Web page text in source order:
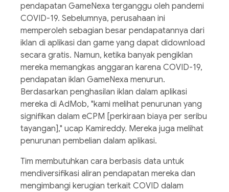
pendapatan GameNexa terganggu oleh pandemi
COVID-19. Sebelumnya, perusahaan ini
memperoleh sebagian besar pendapatannya dari
iklan di aplikasi dan game yang dapat didownload
secara gratis. Namun, ketika banyak pengiklan
mereka memangkas anggaran karena COVID-19,
pendapatan iklan GameNexa menurun.
Berdasarkan penghasilan iklan dalam aplikasi
mereka di AdMob, "kami melihat penurunan yang
signifikan dalam eCPM [perkiraan biaya per seribu
tayangan]," ucap Kamireddy. Mereka juga melihat
penurunan pembelian dalam aplikasi.
Tim membutuhkan cara berbasis data untuk
mendiversifikasi aliran pendapatan mereka dan
mengimbangi kerugian terkait COVID dalam